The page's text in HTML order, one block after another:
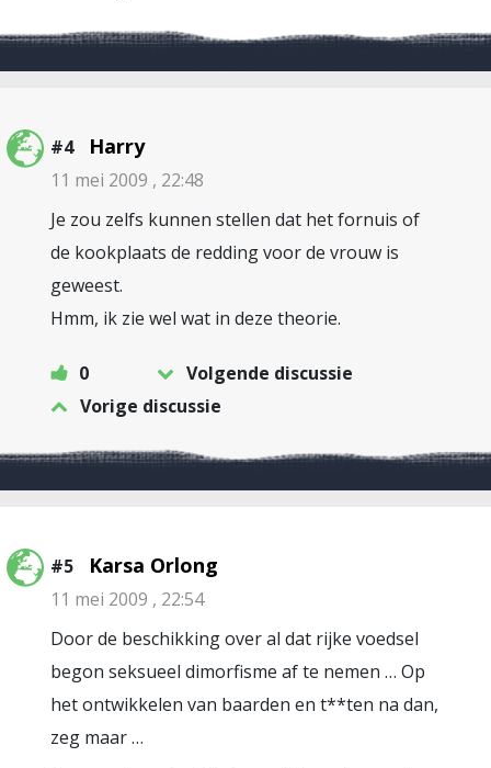
#4 Harry
11 mei 2009 , 22:48
Je zou zelfs kunnen stellen dat het fornuis of
de kookplaats de redding voor de vrouw is
geweest.
Hmm, ik zie wel wat in deze theorie.
0
Volgende discussie
Vorige discussie
#5 Karsa Orlong
11 mei 2009 , 22:54
Door de beschikking over al dat rijke voedsel
begon seksueel dimorfisme af te nemen … Op
het ontwikkelen van baarden en t**ten na dan,
zeg maar …